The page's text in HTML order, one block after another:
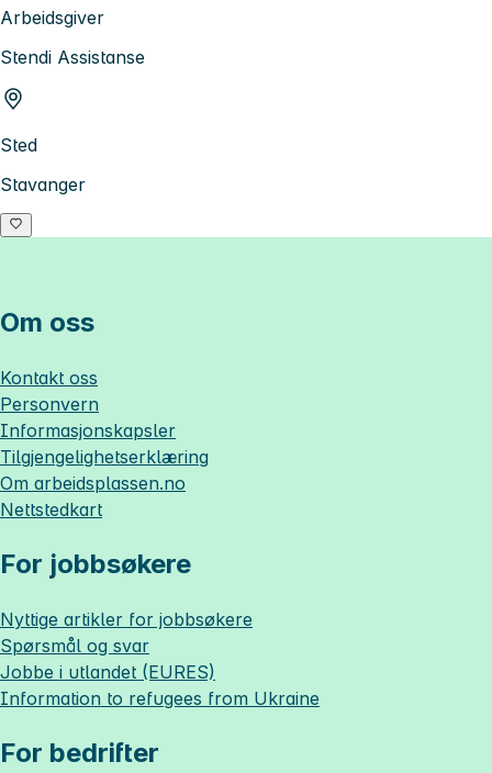
Arbeidsgiver
Stendi Assistanse
Sted
Stavanger
Om oss
Kontakt oss
Personvern
Informasjonskapsler
Tilgjengelighetserklæring
Om arbeidsplassen.no
Nettstedkart
For jobbsøkere
Nyttige artikler for jobbsøkere
Spørsmål og svar
Jobbe i utlandet (EURES)
Information to refugees from Ukraine
For bedrifter